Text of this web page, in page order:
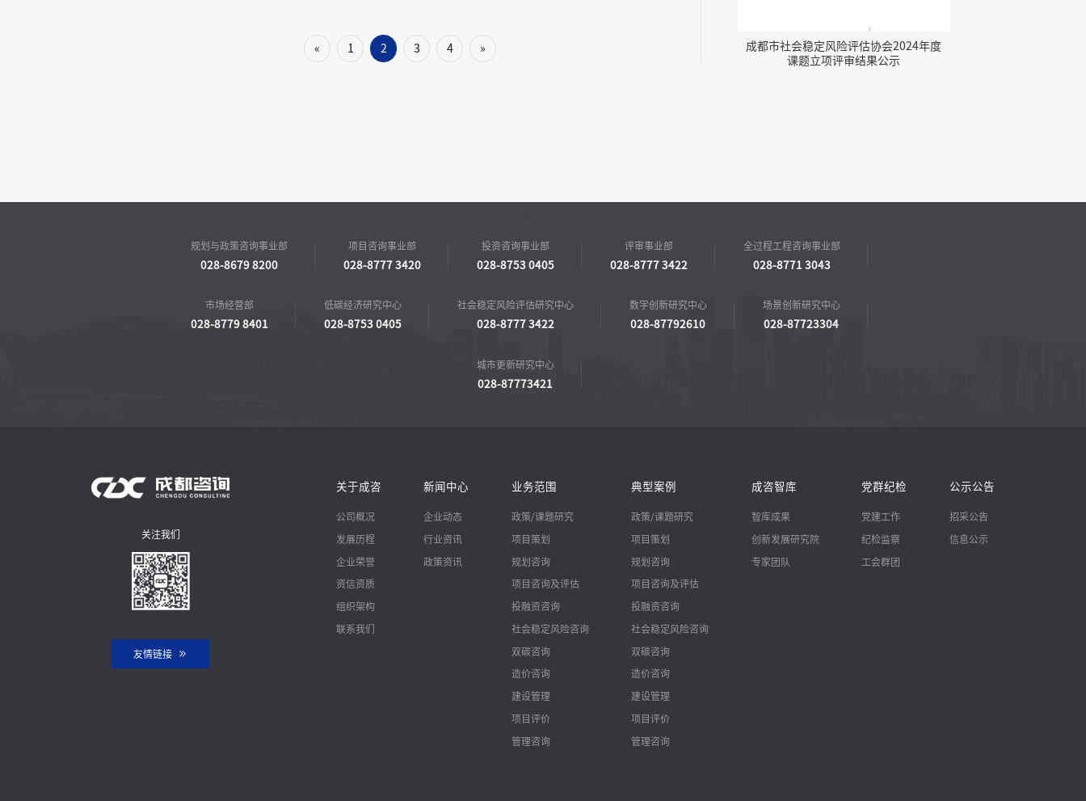
« 1 2 3 4 »
成都市社会稳定风险评估协会2024年度
课题立项评审结果公示
规划与政策咨询事业部
028-8679 8200
项目咨询事业部
028-8777 3420
投资咨询事业部
028-8753 0405
评审事业部
028-8777 3422
全过程工程咨询事业部
028-8771 3043
市场经营部
028-8779 8401
低碳经济研究中心
028-8753 0405
社会稳定风险评估研究中心
028-8777 3422
数字创新研究中心
028-87792610
场景创新研究中心
028-87723304
城市更新研究中心
028-87773421
关注我们
友情链接
关于成咨
公司概况
发展历程
企业荣誉
资信资质
组织架构
联系我们
新闻中心
企业动态
行业资讯
政策资讯
业务范围
政策/课题研究
项目策划
规划咨询
项目咨询及评估
投融资咨询
社会稳定风险咨询
双碳咨询
造价咨询
建设管理
项目评价
管理咨询
典型案例
政策/课题研究
项目策划
规划咨询
项目咨询及评估
投融资咨询
社会稳定风险咨询
双碳咨询
造价咨询
建设管理
项目评价
管理咨询
成咨智库
智库成果
创新发展研究院
专家团队
党群纪检
党建工作
纪检监察
工会群团
公示公告
招采公告
信息公示